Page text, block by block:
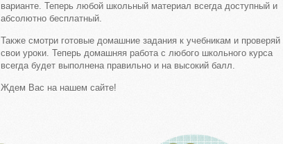
варианте. Теперь любой школьный материал всегда доступный и
абсолютно бесплатный.
Также смотри готовые домашние задания к учебникам и проверяй
свои уроки. Теперь домашняя работа с любого школьного курса
всегда будет выполнена правильно и на высокий балл.
Ждем Вас на нашем сайте!